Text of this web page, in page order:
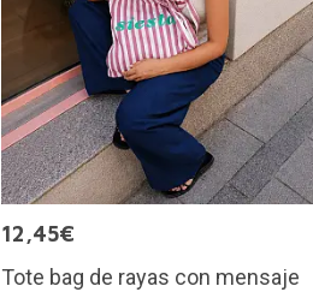
12,45€
Tote bag de rayas con mensaje